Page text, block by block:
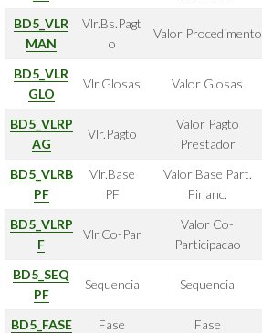
BD5_VLR
MAN
Vlr.Bs.Pagt
o
Valor Procedimento
BD5_VLR
GLO
Vlr.Glosas Valor Glosas
BD5_VLRP
AG
Vlr.Pagto
Valor Pagto
Prestador
BD5_VLRB
PF
Vlr.Base
PF
Valor Base Part.
Financ.
BD5_VLRP
F
Vlr.Co-Par
Valor Co-
Participacao
BD5_SEQ
PF
Sequencia Sequencia
BD5_FASE Fase Fase